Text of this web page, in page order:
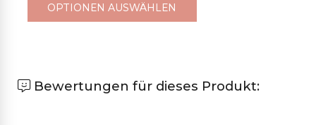
OPTIONEN AUSWÄHLEN
Bewertungen für dieses Produkt: